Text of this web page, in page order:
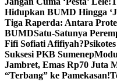
Hidupkan BUMD Hingga
Tiga Raperda: Antara
BUMDSatu-Satunya
Fifi Sofiati Afifiyah?
Suksesi PKB Sumenep
Jambret, Emas Rp70 Juta
“Terbang” ke Pamekasan!